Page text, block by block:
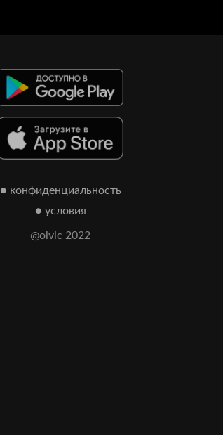
● конфиденциальность
● условия
@olvic 2022